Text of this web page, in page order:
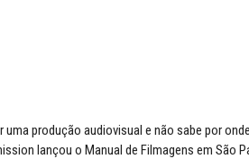
produção audiovisual e não sabe por
lançou o Manual de Filmagens em São